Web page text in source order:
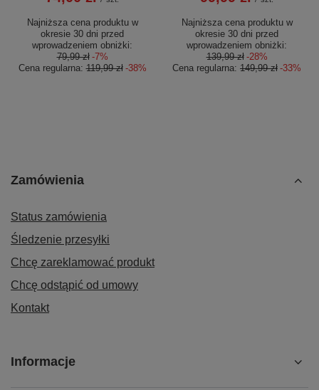
Najniższa cena produktu w
okresie 30 dni przed
wprowadzeniem obniżki:
79,99 zł -7%
Cena regularna:119,99 zł -38%
Najniższa cena produktu w
okresie 30 dni przed
wprowadzeniem obniżki:
139,99 zł -28%
Cena regularna: 149,99 zł -33%
Zamówienia
Status zamówienia
Śledzenie przesyłki
Chcę zareklamować produkt
Chcę odstąpić od umowy
Kontakt
Informacje